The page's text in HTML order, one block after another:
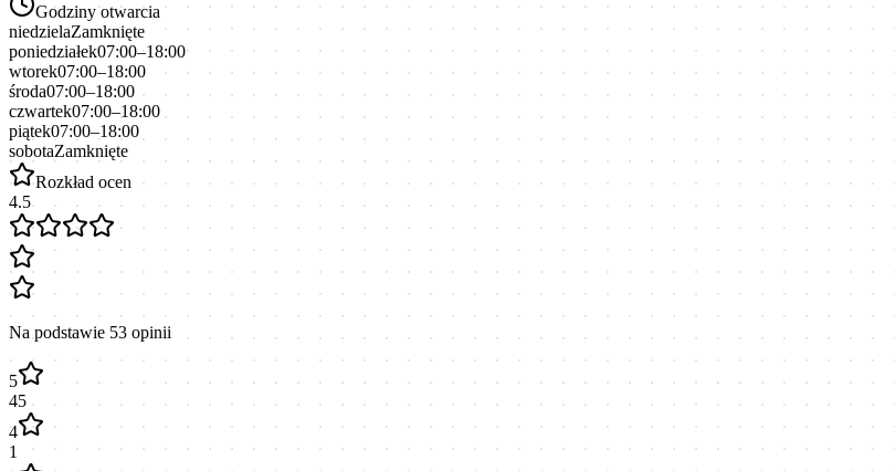
Godziny otwarcia
niedzielaZamknięte
poniedziałek07:00–18:00
wtorek07:00–18:00
środa07:00–18:00
czwartek07:00–18:00
piątek07:00–18:00
sobotaZamknięte
Rozkład ocen
4.5
Na podstawie 53 opinii
5
45
4
1